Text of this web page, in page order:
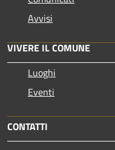
Avvisi
VIVERE IL COMUNE
Luoghi
Eventi
CONTATTI